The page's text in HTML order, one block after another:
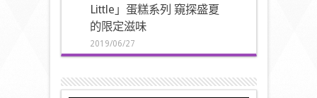
Little」蛋糕系列 窺探盛夏
的限定滋味
2019/06/27